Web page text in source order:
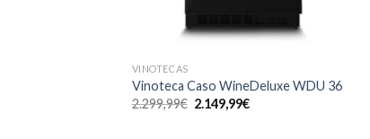
VINOTECAS
Vinoteca Caso WineDeluxe WDU 36
2.299,99€ El
precio
2.149,99€El